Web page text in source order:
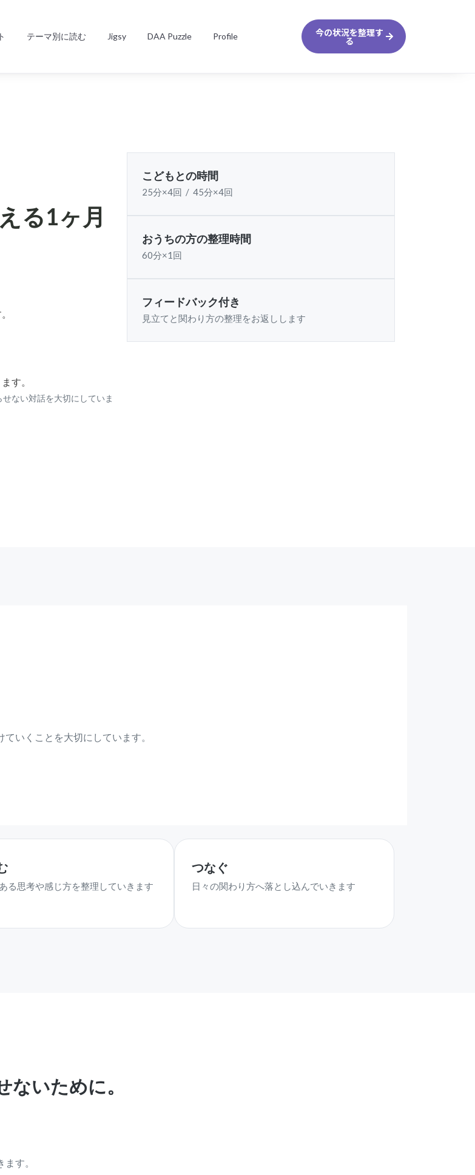
テーマ別に読む Jigsy DAA Puzzle Profile 今の状況を整理す
る
る1ヶ月
す。
ない対話を大切にしていま
こどもとの時間
25分×4回 / 45分×4回
おうちの方の整理時間
60分×1回
フィードバック付き
見立てと関わり方の整理をお返しします
いくことを大切にしています。
る思考や感じ方を整理していきます
つなぐ
日々の関わり方へ落とし込んでいきます
いために。
す。